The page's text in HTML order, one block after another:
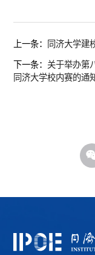
上一条： 同济大学建
下一条： 关于举办第
同济大学校内赛的通